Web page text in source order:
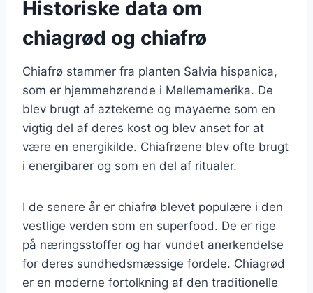
Historiske data om
chiagrød og chiafrø
Chiafrø stammer fra planten Salvia hispanica,
som er hjemmehørende i Mellemamerika. De
blev brugt af aztekerne og mayaerne som en
vigtig del af deres kost og blev anset for at
være en energikilde. Chiafrøene blev ofte brugt
i energibarer og som en del af ritualer.
I de senere år er chiafrø blevet populære i den
vestlige verden som en superfood. De er rige
på næringsstoffer og har vundet anerkendelse
for deres sundhedsmæssige fordele. Chiagrød
er en moderne fortolkning af den traditionelle